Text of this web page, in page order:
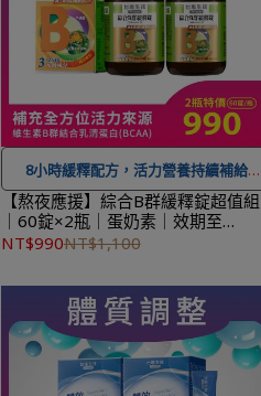
8小時緩釋配方，活力營養持續補給
★ 可宅配到府&超商取貨，全館滿 NT$
1,500 免運費，另有離島7-11超取服務
★ 登入會員訂購，管理訂單更方便，還
累積紅利點數，一點抵一元
★到貨時間參考：訂購完成後，下個工
作天出貨，出貨後物流預計1-3個工作天
【熬夜應援】綜合B群緩釋錠超值組
｜60錠×2瓶｜蛋奶素｜效期至
2027.05.07
NT$990NT$1,100